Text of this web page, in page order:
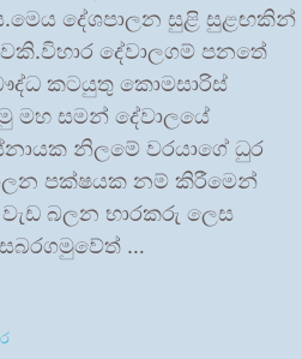
දේශපාලන සුළි සුළඟකින්
දේවාලගම් පනතේ
කටයුතු කොමසාරිස්
මහ සමන් දේවාලයේ
නිලමේ වරයාගේ ධුර
පක්ෂයක නම් කිරීමෙන්
බලන භාරකරු ලෙස
…